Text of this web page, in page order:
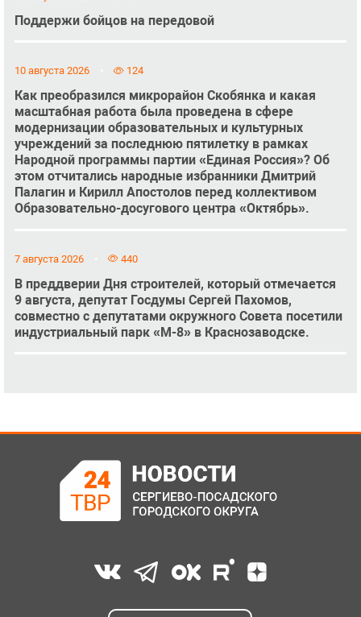
Поддержи бойцов на передовой
10 августа 2026 124
Как преобразился микрорайон Скобянка и какая
масштабная работа была проведена в сфере
модернизации образовательных и культурных
учреждений за последнюю пятилетку в рамках
Народной программы партии «Единая Россия»? Об
этом отчитались народные избранники Дмитрий
Палагин и Кирилл Апостолов перед коллективом
Образовательно-досугового центра «Октябрь».
7 августа 2026 440
В преддверии Дня строителей, который отмечается
9 августа, депутат Госдумы Сергей Пахомов,
совместно с депутатами окружного Совета посетили
индустриальный парк «М-8» в Краснозаводске.